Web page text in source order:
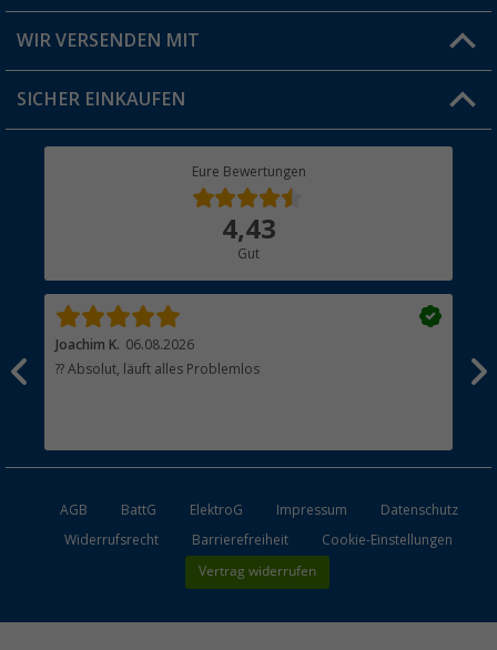
Jobs & Karriere
Versandinformationen
Rücksendung
WIR VERSENDEN MIT
SICHER EINKAUFEN
Eure Bewertungen
4,43
Gut
Joachim K. 06.08.2026
?? Absolut, läuft alles Problemlos
AGB BattG ElektroG Impressum
Datenschutz
Widerrufsrecht
Barrierefreiheit Cookie-Einstellungen
Vertrag widerrufen